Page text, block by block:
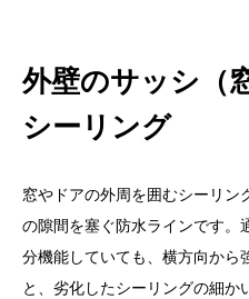
外壁のサッシ（
シーリング
窓やドアの外周を囲むシーリン
の隙間を塞ぐ防水ラインです。
分機能していても、横方向から
と、劣化したシーリングの細か